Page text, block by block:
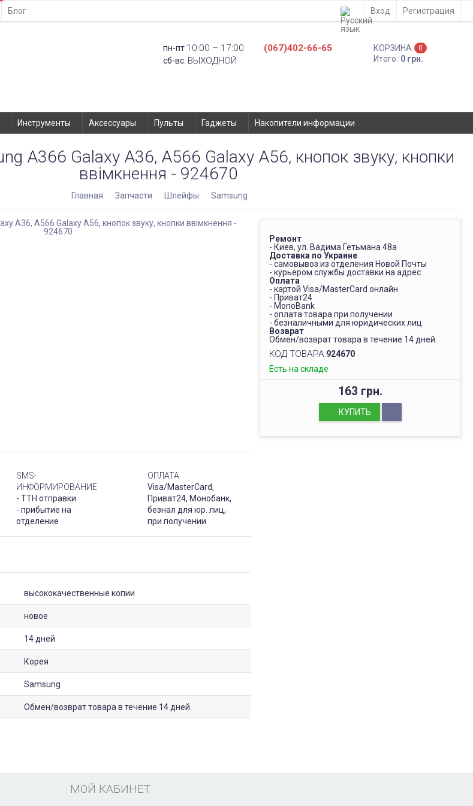
Блог Вход Регистрация
пн-пт 10:00 – 17:00
сб-вс. ВЫХОДНОЙ
(067)402-66-65 КОРЗИНА 0
Итого: 0 грн.
Инструменты Аксессуары Пульты Гаджеты Накопители информации
A366 Galaxy A36, A566 Galaxy A56, кнопок звуку, кнопки
ввімкнення - 924670
Главная Запчасти Шлейфы Samsung
Ремонт
- Киев, ул. Вадима Гетьмана 48а
Доставка по Украине
- самовывоз из отделения Новой Почты
- курьером службы доставки на адрес
Оплата
- картой Visa/MasterCard онлайн
- Приват24
- MonoBank
- оплата товара при получении
- безналичными для юридических лиц
Возврат
Обмен/возврат товара в течение 14 дней.
КОД ТОВАРА:924670
Есть на складе
163 грн.
КУПИТЬ
SMS-
ИНФОРМИРОВАНИЕ
- ТТН отправки
- прибытие на
отделение
ОПЛАТА
Visa/MasterCard,
Приват24, Монобанк,
безнал для юр. лиц,
при получении
высококачественные копии
новое
14 дней
Корея
Samsung
Обмен/возврат товара в течение 14 дней.
МОЙ КАБИНЕТ